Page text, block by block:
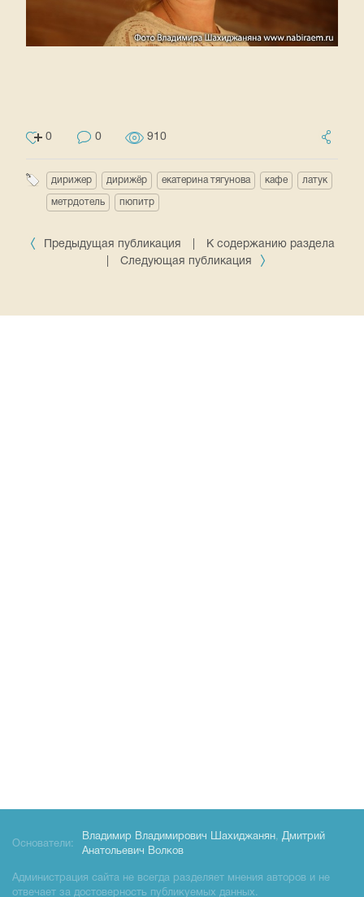
0 0 910
дирижер дирижёр екатерина тягунова кафе латук
метрдотель пюпитр
Предыдущая публикация
К содержанию раздела
Следующая публикация
Основатели:
Владимир Владимирович Шахиджанян, Дмитрий
Анатольевич Волков
Администрация сайта не всегда разделяет мнения авторов и не
отвечает за достоверность публикуемых данных.